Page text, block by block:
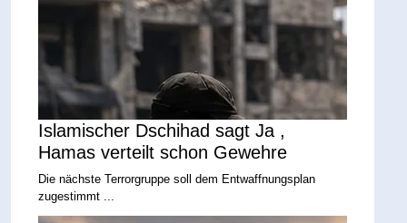
Islamischer Dschihad sagt Ja ,
Hamas verteilt schon Gewehre
Die nächste Terrorgruppe soll dem Entwaffnungsplan
zugestimmt ...